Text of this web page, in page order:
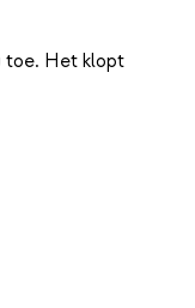
toe. Het klopt